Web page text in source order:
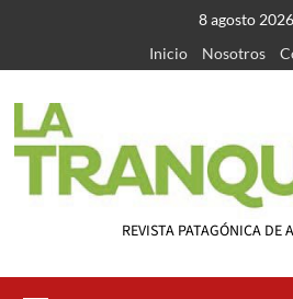
contenido
8 agosto 2026
Inicio
Nosotros
REVISTA PATAGÓNICA DE